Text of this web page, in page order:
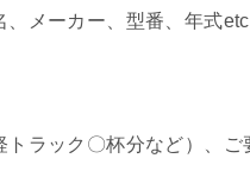
メーカー、型番、年式
ラック〇杯分など）、ご